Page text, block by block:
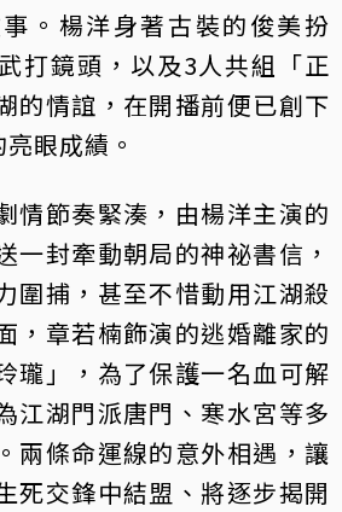
。楊洋身著古裝的俊美扮
打鏡頭，以及3人共組「正
的情誼，在開播前便已創下
眼成績。
情節奏緊湊，由楊洋主演的
一封牽動朝局的神祕書信，
圍捕，甚至不惜動用江湖殺
，章若楠飾演的逃婚離家的
瓏」，為了保護一名血可解
江湖門派唐門、寒水宮等多
兩條命運線的意外相遇，讓
死交鋒中結盟、將逐步揭開